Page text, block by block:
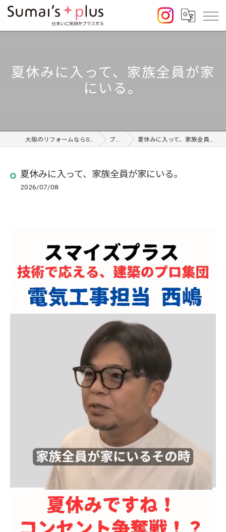
夏休みに入って、家族全員が家
にいる。
大阪のリフォームならSumai's Plus ブログ 夏休みに入って、家族全員が家にいる。
夏休みに入って、家族全員が家にいる。
2026/07/08